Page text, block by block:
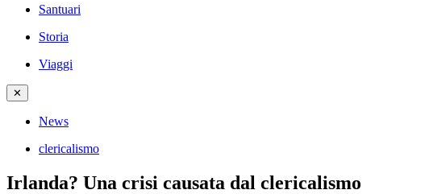
Santuari
Storia
Viaggi
✕
News
clericalismo
Irlanda? Una crisi causata dal clericalismo